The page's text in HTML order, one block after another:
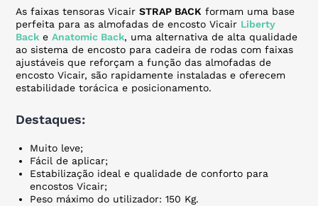
As faixas tensoras VicairSTRAP BACK formam uma base
perfeita para as almofadas de encosto Vicair Liberty
Back eAnatomic Back, uma alternativa de alta qualidade
ao sistema de encosto para cadeira de rodas com faixas
ajustáveis que reforçam a função das almofadas de
encosto Vicair, são rapidamente instaladas e oferecem
estabilidade torácica e posicionamento.
Destaques:
Muito leve;
Fácil de aplicar;
Estabilização ideal e qualidade de conforto para
encostos Vicair;
Peso máximo do utilizador: 150 Kg.